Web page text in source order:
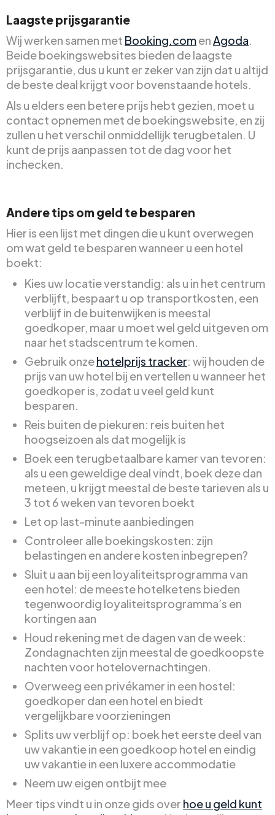
Laagste prijsgarantie
Wij werken samen met Booking.comenAgoda.
Beide boekingswebsites bieden de laagste
prijsgarantie, dus u kunt er zeker van zijn dat u altijd
de beste deal krijgt voor bovenstaande hotels.
Als u elders een betere prijs hebt gezien, moet u
contact opnemen met de boekingswebsite, en zij
zullen u het verschil onmiddellijk terugbetalen. U
kunt de prijs aanpassen tot de dag voor het
inchecken.
Andere tips om geld te besparen
Hier is een lijst met dingen die u kunt overwegen
om wat geld te besparen wanneer u een hotel
boekt:
Kies uw locatie verstandig: als u in het centrum
verblijft, bespaart u op transportkosten, een
verblijf in de buitenwijken is meestal
goedkoper, maar u moet wel geld uitgeven om
naar het stadscentrum te komen.
Gebruik onzehotelprijs tracker: wij houden de
prijs van uw hotel bij en vertellen u wanneer het
goedkoper is, zodat u veel geld kunt
besparen.
Reis buiten de piekuren: reis buiten het
hoogseizoen als dat mogelijk is
Boek een terugbetaalbare kamer van tevoren:
als u een geweldige deal vindt, boek deze dan
meteen, u krijgt meestal de beste tarieven als u
3 tot 6 weken van tevoren boekt
Let op last-minute aanbiedingen
Controleer alle boekingskosten: zijn
belastingen en andere kosten inbegrepen?
Sluit u aan bij een loyaliteitsprogramma van
een hotel: de meeste hotelketens bieden
tegenwoordig loyaliteitsprogramma’s en
kortingen aan
Houd rekening met de dagen van de week:
Zondagnachten zijn meestal de goedkoopste
nachten voor hotelovernachtingen.
Overweeg een privékamer in een hostel:
goedkoper dan een hotel en biedt
vergelijkbare voorzieningen
Splits uw verblijf op: boek het eerste deel van
uw vakantie in een goedkoop hotel en eindig
uw vakantie in een luxere accommodatie
Neem uw eigen ontbijt mee
Meer tips vindt u in onze gids over hoe u geld kunt